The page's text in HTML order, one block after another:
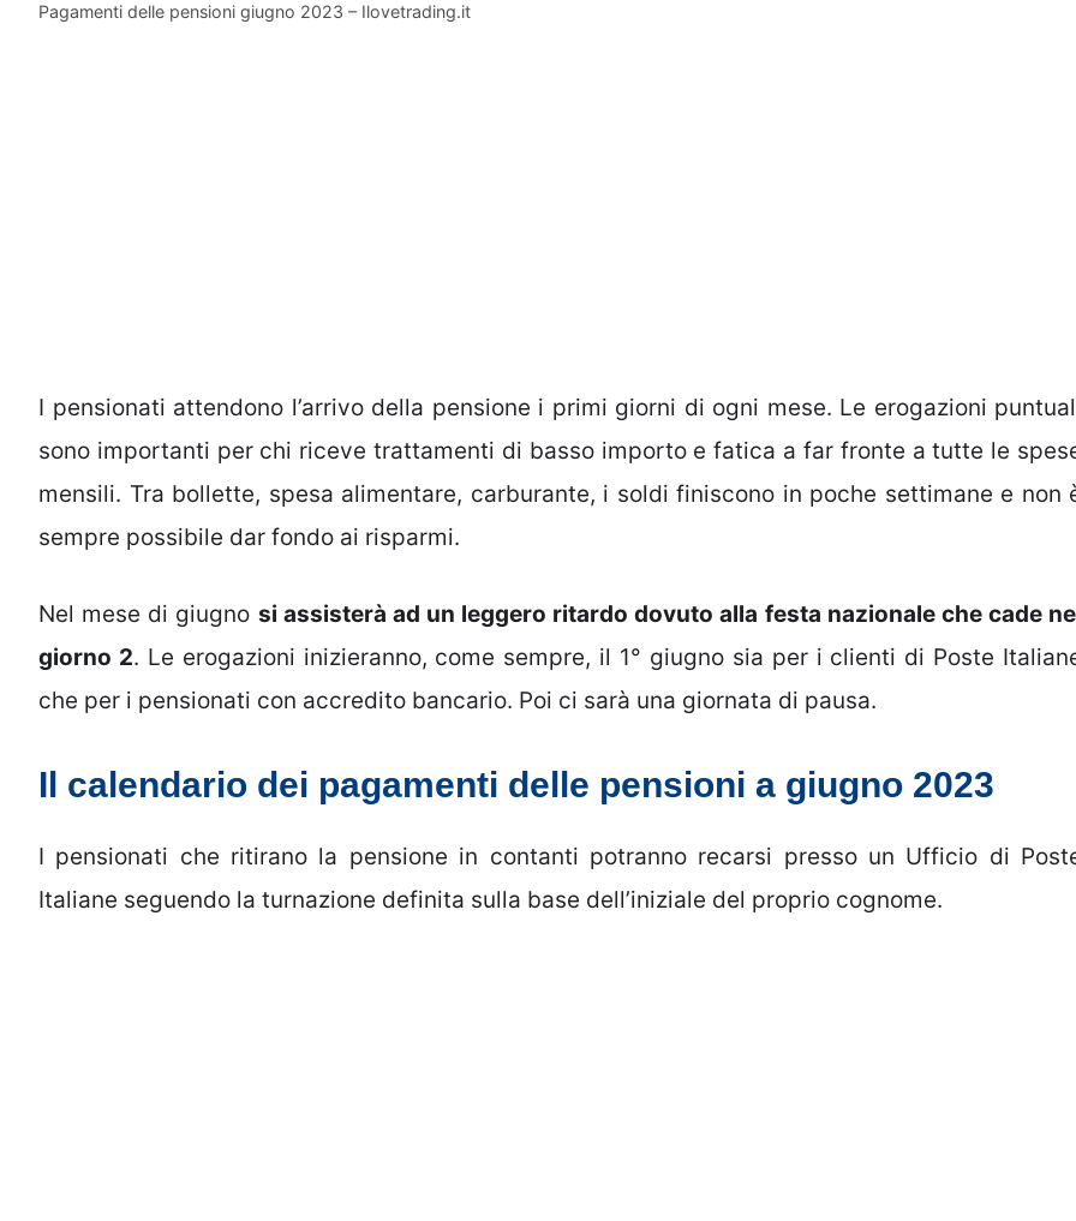
Pagamenti delle pensioni giugno 2023 – Ilovetrading.it
I pensionati attendono l’arrivo della pensione i primi giorni di ogni mese. Le erogazioni
sono importanti per chi riceve trattamenti di basso importo e fatica a far fronte a tutte le
mensili. Tra bollette, spesa alimentare, carburante, i soldi finiscono in poche settimane e non
sempre possibile dar fondo ai risparmi.
Nel mese di giugno si assisterà ad un leggero ritardo dovuto alla festa nazionale che cade
giorno 2. Le erogazioni inizieranno, come sempre, il 1° giugno sia per i clienti di Poste
che per i pensionati con accredito bancario. Poi ci sarà una giornata di pausa.
Il calendario dei pagamenti delle pensioni a giugno 2023
I pensionati che ritirano la pensione in contanti potranno recarsi presso un Ufficio di
Italiane seguendo la turnazione definita sulla base dell’iniziale del proprio cognome.